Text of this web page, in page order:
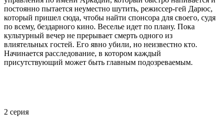
постоянно пытается неуместно шутить, режиссер-гей Дарюс,
который пришел сюда, чтобы найти спонсора для своего, судя
по всему, бездарного кино. Веселье идет по плану. Пока
культурный вечер не прерывает смерть одного из
влиятельных гостей. Его явно убили, но неизвестно кто.
Начинается расследование, в котором каждый
присутствующий может быть главным подозреваемым.
2 серия